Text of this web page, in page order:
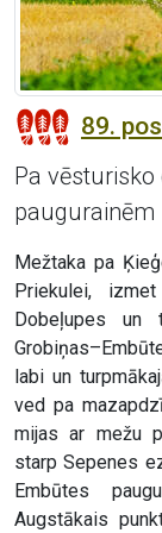
89.
Pa
paugurainēm
Mežtaka pa
Priekulei,
Dobeļupes
labi un
ved pa
mijas ar mežu
starp Sepenes
Embūtes
Augstākais